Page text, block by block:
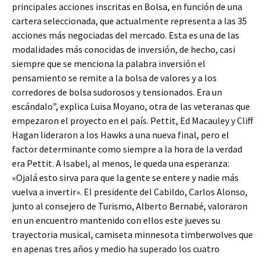
principales acciones inscritas en Bolsa, en función de una
cartera seleccionada, que actualmente representa a las 35
acciones más negociadas del mercado. Esta es una de las
modalidades más conocidas de inversión, de hecho, casi
siempre que se menciona la palabra inversión el
pensamiento se remite a la bolsa de valores y a los
corredores de bolsa sudorosos y tensionados. Era un
escándalo”, explica Luisa Moyano, otra de las veteranas que
empezaron el proyecto en el país. Pettit, Ed Macauley y Cliff
Hagan lideraron a los Hawks a una nueva final, pero el
factor determinante como siempre a la hora de la verdad
era Pettit. A Isabel, al menos, le queda una esperanza:
«Ojalá esto sirva para que la gente se entere y nadie más
vuelva a invertir». El presidente del Cabildo, Carlos Alonso,
junto al consejero de Turismo, Alberto Bernabé, valoraron
en un encuentro mantenido con ellos este jueves su
trayectoria musical, camiseta minnesota timberwolves que
en apenas tres años y medio ha superado los cuatro